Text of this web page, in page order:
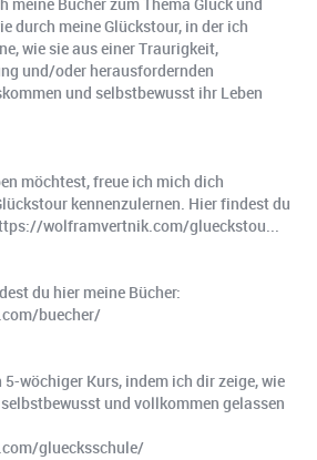
durch meine Glückstour, in der ich
wie sie aus einer Traurigkeit,
und/oder herausfordernden
und selbstbewusst ihr Leben
möchtest, freue ich mich dich
kennenzulernen. Hier findest du
wolframvertnik.com/glueckstou...
du hier meine Bücher:
buecher/
wöchiger Kurs, indem ich dir zeige, wie
und vollkommen gelassen
gluecksschule/